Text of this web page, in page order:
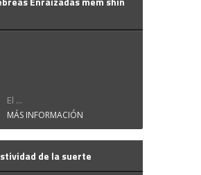
El ...
MÁS INFORMACIÓN
de la suerte